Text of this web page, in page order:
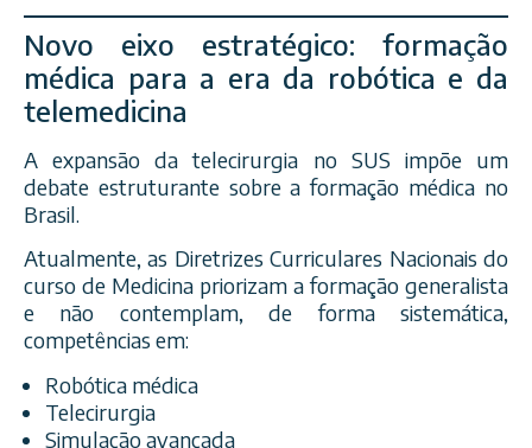
Novo eixo estratégico: formação
médica para a era da robótica e da
telemedicina
A expansão da telecirurgia no SUS impõe um
debate estruturante sobre a formação médica no
Brasil.
Atualmente, as Diretrizes Curriculares Nacionais do
curso de Medicina priorizam a formação generalista
e não contemplam, de forma sistemática,
competências em:
Robótica médica
Telecirurgia
Simulação avançada